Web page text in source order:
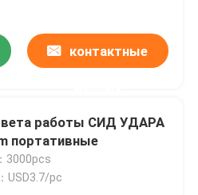
контактные
работы СИД УДАРА
портативные
3000pcs
USD3.7/pc